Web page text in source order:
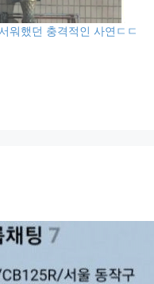
워했던 충격적인 사연ㄷㄷ